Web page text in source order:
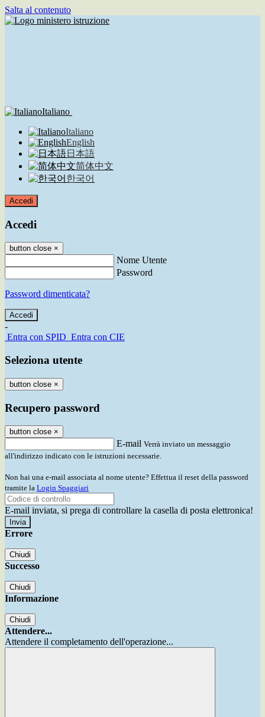
Salta al contenuto
Italiano
Italiano
English
日本語
简体中文
한국어
Accedi
Accedi
button close ×
Nome Utente
Password
Password dimenticata?
-
Entra con SPID Entra con CIE
Seleziona utente
button close ×
Recupero password
button close ×
E-mail Verrà inviato un messaggio
all'indirizzo indicato con le istruzioni necessarie.
Non hai una e-mail associata al nome utente? Effettua il reset della password
tramite la Login Spaggiari
E-mail inviata, si prega di controllare la casella di posta elettronica!
Errore
Chiudi
Successo
Chiudi
Informazione
Chiudi
Attendere...
Attendere il completamento dell'operazione...